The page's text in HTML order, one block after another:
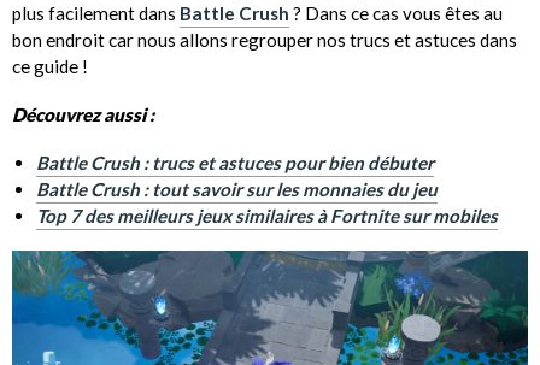
plus facilement dans Battle Crush ? Dans ce cas vous êtes au
bon endroit car nous allons regrouper nos trucs et astuces dans
ce guide !
Découvrez aussi :
Battle Crush : trucs et astuces pour bien débuter
Battle Crush : tout savoir sur les monnaies du jeu
Top 7 des meilleurs jeux similaires à Fortnite sur mobiles